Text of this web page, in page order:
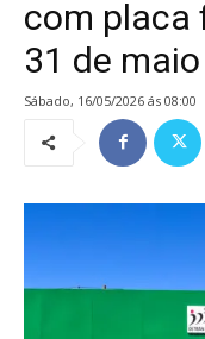
com placa
31 de maio
sábado, 16/05/2026 ás 08:00